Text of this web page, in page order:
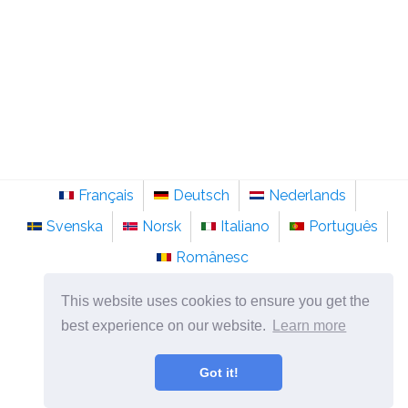
This website uses cookies to ensure you get the
best experience on our website.
Learn more
Got it!
Français Deutsch
Nederlands
Svenska
Norsk Italiano
Português
Românesc
©2026sainte-anastasie.org
Psychologie, philosophie et réflexion sur la vie.